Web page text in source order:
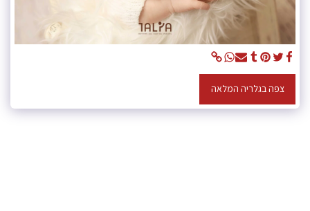
צפה בגלריה המלאה